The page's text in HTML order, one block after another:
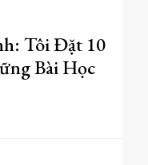
Tôi Đặt 10
Bài Học